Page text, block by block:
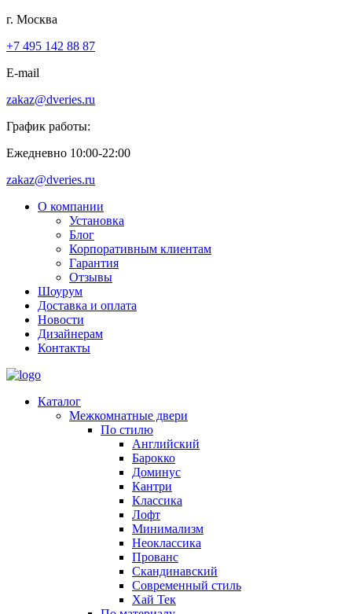
г. Москва
+7 495 142 88 87
E-mail
zakaz@dveries.ru
График работы:
Ежедневно 10:00-22:00
zakaz@dveries.ru
О компании
Установка
Блог
Корпоративным клиентам
Гарантия
Отзывы
Шоурум
Доставка и оплата
Новости
Дизайнерам
Контакты
Каталог
Межкомнатные двери
По стилю
Английский
Барокко
Доминус
Кантри
Классика
Лофт
Минимализм
Неоклассика
Прованс
Скандинавский
Современный стиль
Хай Тек